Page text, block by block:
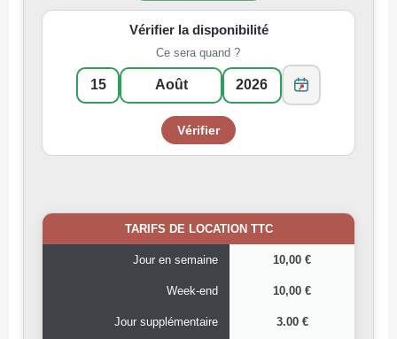
Vérifier la disponibilité
Ce sera quand ?
TARIFS DE LOCATION TTC
Jour en semaine 10,00 €
Week-end 10,00 €
Jour supplémentaire 3.00 €